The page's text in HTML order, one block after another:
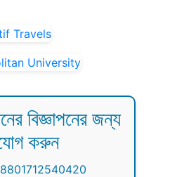
বিজ্ঞাপনের জন্য
করুন